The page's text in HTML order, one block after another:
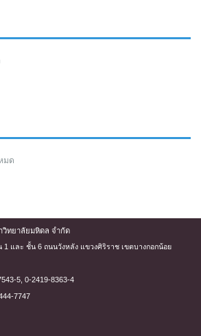
มด
ทยาลัยมหิดล จำกัด
และ ชั้น 6 ถนนวังหลัง แขวงศิริราช เขตบางกอกน้อย
5, 0-2419-8363-4
7747